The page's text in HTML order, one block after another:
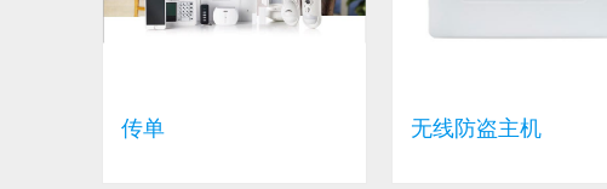
传单 无线防盗主机